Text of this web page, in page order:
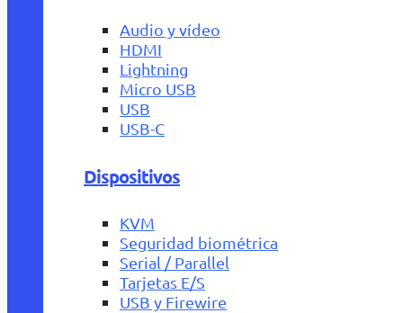
Audio y vídeo
HDMI
Lightning
Micro USB
USB
USB-C
Dispositivos
KVM
Seguridad biométrica
Serial / Parallel
Tarjetas E/S
USB y Firewire